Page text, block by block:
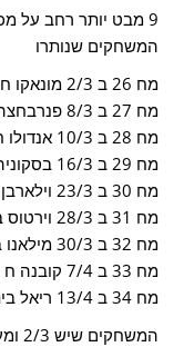
9 מבט יותר רחב על מכבי ( 12-13)
המשחקים שנותרו
מח 26 ב 2/3 מונאקו חוץ
מח 27 ב 8/3 פנרבחצה בית
מח 28 ב 10/3 אנדולו חוץ
מח 29 ב 16/3 בסקוניה בית
מח 30 ב 23/3 וילארבן חוץ
מח 31 ב 28/3 וירטוס בית
מח 32 ב 30/3 מילאנו בית
מח 33 ב 7/4 קובנה ח
מח 34 ב 13/4 ריאל בית
המשחקים שיש 2/3 ומעלה שמכבי תפסיד